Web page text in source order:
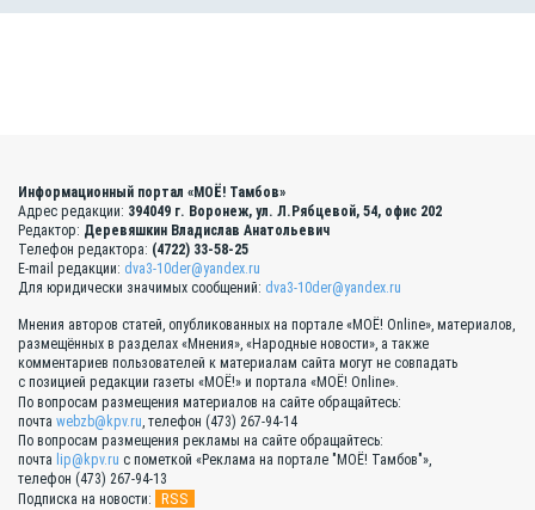
Информационный портал «МОЁ! Тамбов»
Адрес редакции: 394049 г. Воронеж, ул. Л.Рябцевой, 54, офис 202
Редактор: Деревяшкин Владислав Анатольевич
Телефон редактора: (4722) 33-58-25
E-mail редакции: dva3-10der@yandex.ru
Для юридически значимых сообщений: dva3-10der@yandex.ru
Мнения авторов статей, опубликованных на портале «МОЁ! Online», материалов,
размещённых в разделах «Мнения», «Народные новости», а также
комментариев пользователей к материалам сайта могут не совпадать
с позицией редакции газеты «МОЁ!» и портала «МОЁ! Online».
По вопросам размещения материалов на сайте обращайтесь:
почта webzb@kpv.ru, телефон (473) 267-94-14
По вопросам размещения рекламы на сайте обращайтесь:
почта lip@kpv.ru с пометкой «Реклама на портале "МОЁ! Тамбов"»,
телефон (473) 267-94-13
Подписка на новости:
RSS